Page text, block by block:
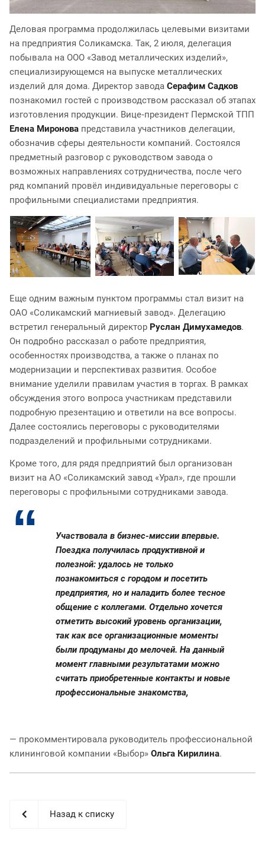
Деловая программа продолжилась целевыми визитами
на предприятия Соликамска. Так, 2 июля, делегация
побывала на ООО «Завод металлических изделий»,
специализирующемся на выпуске металлических
изделий для дома. Директор завода Серафим Садков
познакомил гостей с производством рассказал об этапах
изготовления продукции. Вице‑президент Пермской ТПП
Елена Миронова представила участников делегации,
обозначив сферы деятельности компаний. Состоялся
предметный разговор с руководством завода о
возможных направлениях сотрудничества, после чего
ряд компаний провёл индивидуальные переговоры с
профильными специалистами предприятия.
Еще одним важным пунктом программы стал визит на
ОАО «Соликамский магниевый завод». Делегацию
встретил генеральный директор Руслан Димухамедов.
Он подробно рассказал о работе предприятия,
особенностях производства, а также о планах по
модернизации и перспективах развития. Особое
внимание уделили правилам участия в торгах. В рамках
обсуждения этого вопроса участникам представили
подробную презентацию и ответили на все вопросы.
Далее состоялись переговоры с руководителями
подразделений и профильными сотрудниками.
Кроме того, для рядя предприятий был организован
визит на АО «Соликамский завод «Урал», где прошли
переговоры с профильными сотрудниками завода.
Участвовала в бизнес-миссии впервые.
Поездка получилась продуктивной и
полезной: удалось не только
познакомиться с городом и посетить
предприятия, но и наладить более тесное
общение с коллегами. Отдельно хочется
отметить высокий уровень организации,
так как все организационные моменты
были продуманы до мелочей. На данный
момент главными результатами можно
считать приобретенные контакты и новые
профессиональные знакомства,
— прокомментировала руководитель профессиональной
клининговой компании «Выбор» Ольга Кирилина.
Назад к списку